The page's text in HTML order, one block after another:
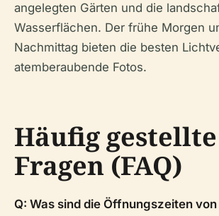
angelegten Gärten und die
Wasserflächen. Der frühe Morgen
Nachmittag bieten die besten
atemberaubende Fotos.
Häufig gestellte
Fragen (FAQ)
Q: Was sind die Öffnungszeiten